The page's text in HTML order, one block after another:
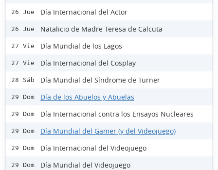
26 Jue Día Internacional del Actor
26 Jue Natalicio de Madre Teresa de Calcuta
27 Vie Día Mundial de los Lagos
27 Vie Día Internacional del Cosplay
28 Sáb Día Mundial del Síndrome de Turner
29 Dom Día de los Abuelos y Abuelas
29 Dom Día Internacional contra los Ensayos Nucleares
29 Dom Día Mundial del Gamer (y del Videojuego)
29 Dom Día Internacional del Videojuego
29 Dom Día Mundial del Videojuego